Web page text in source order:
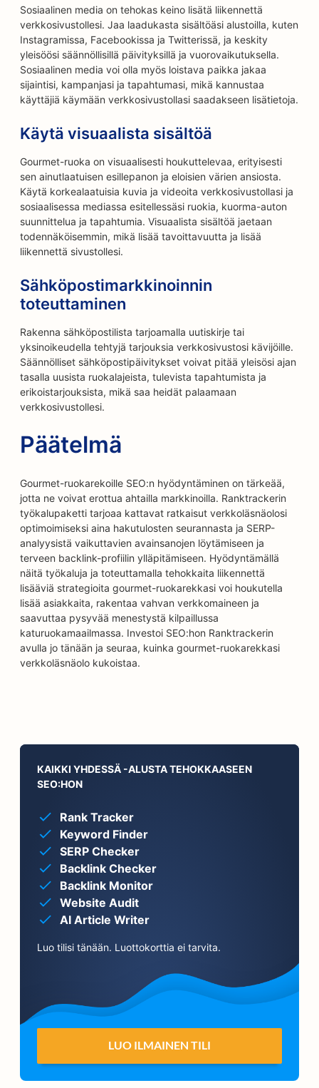
Sosiaalinen media on tehokas keino lisätä liikennettä
verkkosivustollesi. Jaa laadukasta sisältöäsi alustoilla, kuten
Instagramissa, Facebookissa ja Twitterissä, ja keskity
yleisöösi säännöllisillä päivityksillä ja vuorovaikutuksella.
Sosiaalinen media voi olla myös loistava paikka jakaa
sijaintisi, kampanjasi ja tapahtumasi, mikä kannustaa
käyttäjiä käymään verkkosivustollasi saadakseen lisätietoja.
Käytä visuaalista sisältöä
Gourmet-ruoka on visuaalisesti houkuttelevaa, erityisesti
sen ainutlaatuisen esillepanon ja eloisien värien ansiosta.
Käytä korkealaatuisia kuvia ja videoita verkkosivustollasi ja
sosiaalisessa mediassa esitellessäsi ruokia, kuorma-auton
suunnittelua ja tapahtumia. Visuaalista sisältöä jaetaan
todennäköisemmin, mikä lisää tavoittavuutta ja lisää
liikennettä sivustollesi.
Sähköpostimarkkinoinnin
toteuttaminen
Rakenna sähköpostilista tarjoamalla uutiskirje tai
yksinoikeudella tehtyjä tarjouksia verkkosivustosi kävijöille.
Säännölliset sähköpostipäivitykset voivat pitää yleisösi ajan
tasalla uusista ruokalajeista, tulevista tapahtumista ja
erikoistarjouksista, mikä saa heidät palaamaan
verkkosivustollesi.
Päätelmä
Gourmet-ruokarekoille SEO:n hyödyntäminen on tärkeää,
jotta ne voivat erottua ahtailla markkinoilla. Ranktrackerin
työkalupaketti tarjoaa kattavat ratkaisut verkkoläsnäolosi
optimoimiseksi aina hakutulosten seurannasta ja SERP-
analyysistä vaikuttavien avainsanojen löytämiseen ja
terveen backlink-profiilin ylläpitämiseen. Hyödyntämällä
näitä työkaluja ja toteuttamalla tehokkaita liikennettä
lisääviä strategioita gourmet-ruokarekkasi voi houkutella
lisää asiakkaita, rakentaa vahvan verkkomaineen ja
saavuttaa pysyvää menestystä kilpaillussa
katuruokamaailmassa. Investoi SEO:hon Ranktrackerin
avulla jo tänään ja seuraa, kuinka gourmet-ruokarekkasi
verkkoläsnäolo kukoistaa.
KAIKKI YHDESSÄ -ALUSTA TEHOKKAASEEN
SEO:HON
Rank Tracker
Keyword Finder
SERP Checker
Backlink Checker
Backlink Monitor
Website Audit
AI Article Writer
Luo tilisi tänään. Luottokorttia ei tarvita.
LUO ILMAINEN TILI